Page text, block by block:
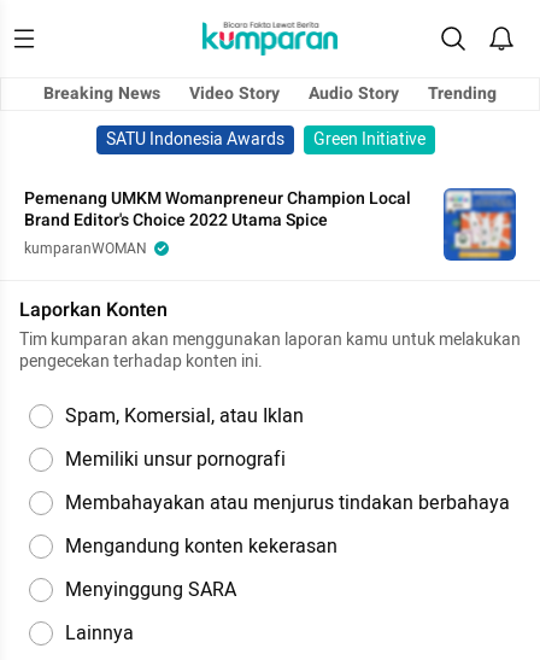
Breaking News Video Story Audio Story
Trending
SATU Indonesia Awards
Green Initiative
Pemenang UMKM Womanpreneur Champion Local
Brand Editor's Choice 2022 Utama Spice
kumparanWOMAN
Laporkan Konten
Tim kumparan akan menggunakan laporan kamu untuk melakukan
pengecekan terhadap konten ini.
Spam, Komersial, atau Iklan
Memiliki unsur pornografi
Membahayakan atau menjurus tindakan berbahaya
Mengandung konten kekerasan
Menyinggung SARA
Lainnya